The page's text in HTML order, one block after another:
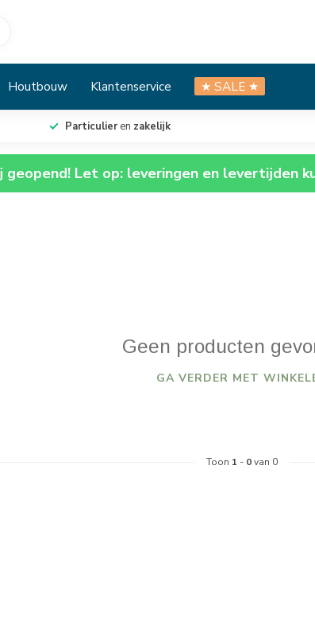
Houtbouw Klantenservice ★ SALE ★
Particulieren zakelijk
Let op: leveringen en levertijden
Geen producten
GA VERDER MET
Toon 1 - 0van 0